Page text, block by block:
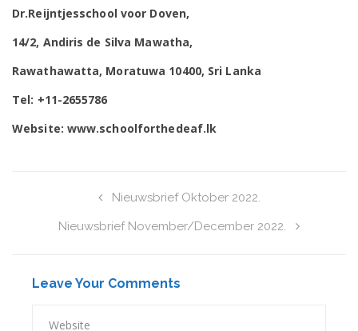
Dr.Reijntjesschool voor Doven,
14/2, Andiris de Silva Mawatha,
Rawathawatta, Moratuwa 10400, Sri Lanka
Tel: +11-2655786
Website: www.schoolforthedeaf.lk
Nieuwsbrief Oktober 2022.
Nieuwsbrief November/December 2022.
Leave Your Comments